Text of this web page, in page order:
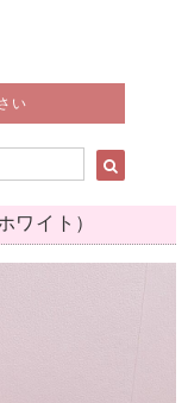
い
ワイト）